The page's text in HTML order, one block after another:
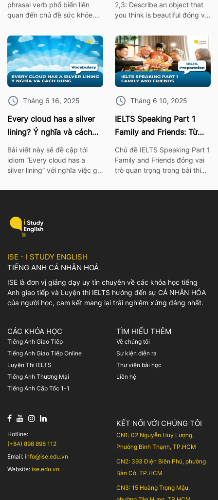
phrasal verb phổ biến liên
quan đến chủ đề sức khỏe.
giúp bạn mở rộng vốn từ
vựng mà còn rất hữu ích khi
áp dụng trong bài thi nói
IELTS Speaking. I. 10 Phrasal
verb chủ đề sức khỏe Burn
out – […]
2,3: Describe an object that
you think is beautiful đóng vai
IELTS. Vì thế hãy cùng ISE tìm
hiểu các từ vựng thông dụng
nhất, cùng với bài mẫu về chủ
đề này nhé! 1. Bài mẫu IELTS
Speaking Part 2: Describe an
object […]
Tháng 6 16, 2025
Every cloud has a silver
lining? Ý nghĩa và cách
dùng chính xác nhất
Bài viết này sẽ đề cập tới
idiom “Every cloud has a
silver lining” với nghĩa việc gì
có thể mà làm điều gì đó. Để
idiom này, mọi người có thể
tham khảo bài viết […]
Tháng 6 10, 2025
IELTS Speaking Part 1
Family and Friends: Từ
vựng kèm bài mẫu chi tiết
Chủ đề IELTS Speaking Part 1
Family and Friends đóng vai
trò quan trọng trong bài thi
hiểu các từ vựng thông dụng
ISE - I STUDY ENGLISH
TIẾNG ANH CÁ NHÂN HOÁ
ISE là đơn vị giảng dạy uy tín chuyên về các khóa học tiếng
Anh giao tiếp và Luyện thi IELTS hướng đến sự CÁ NHÂN HÓA
của người học, cam kết mang lại trải nghiệm xứng đáng nhất.
CÁC KHÓA HỌC
Tiếng Anh Giao Tiếp
Tiếng Anh Giao Tiếp Online
Luyện Thi IELTS
Tiếng Anh Thương Mại
Tiếng Anh Cấp Tốc 1-1
TÌM HIỂU THÊM
Về chúng tôi
Sự kiện diễn ra
Thư viện bài học
Liên hệ
KẾT NỐI VỚI CHÚNG TÔI
CN1: 02 Nguyễn Huy Lượng,
Phường Bình Thạnh, TP.HCM
CN2: 393 Điện Biên Phủ, phường
Bàn Cờ, TP.HCM
CN3: 15 Hoàng Trọng Mậu,
Hotline:
(+84) 898 898 112
Email: info@ise.edu.vn
Website: ise.edu.vn